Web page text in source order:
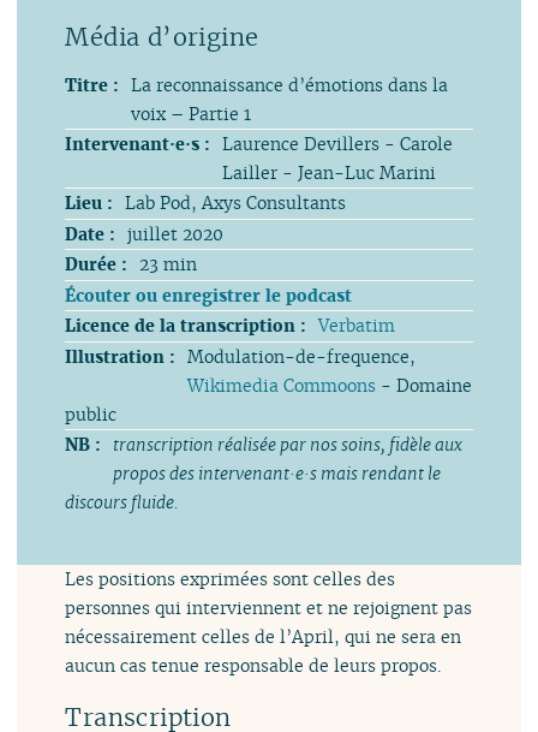
Titre : La reconnaissance d’émotions dans la
voix – Partie 1
Intervenant·e·s : Laurence Devillers - Carole
Lailler - Jean-Luc Marini
Lieu : Lab Pod, Axys Consultants
Date : juillet 2020
Durée :
23 min
Écouter ou enregistrer le podcast
Licence de la transcription : Verbatim
Illustration : Modulation-de-frequence,
Wikimedia Commoons - Domaine
public
NB :
transcription réalisée par nos soins, fidèle aux
propos des intervenant·e·s mais rendant le
discours fluide.
Les positions exprimées sont celles des
personnes qui interviennent et ne rejoignent pas
nécessairement celles de l’April, qui ne sera en
aucun cas tenue responsable de leurs propos.
Transcription